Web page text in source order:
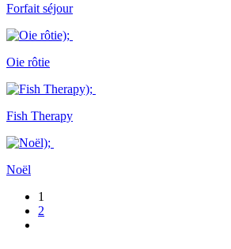
Forfait séjour
Oie rôtie
Fish Therapy
Noël
1
2